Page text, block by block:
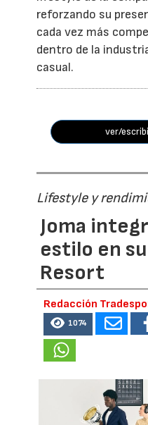
reforzando su
cada vez más
dentro de la
casual.
ver/
Lifestyle y
Joma
estilo en
Resort
Redacción
1074